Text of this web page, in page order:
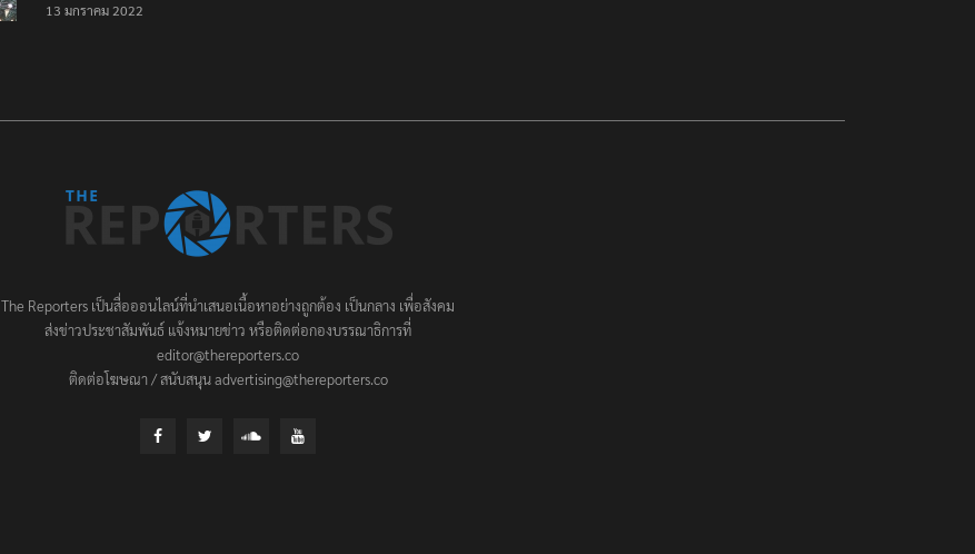
ประชาชนต้องชนะ
13 มกราคม 2022
The Reporters เป็นสื่อออนไลน์ที่นำเสนอเนื้อหาอย่างถูกต้อง เป็นกลาง เพื่อสังคม
ส่งข่าวประชาสัมพันธ์ แจ้งหมายข่าว หรือติดต่อกองบรรณาธิการที่
editor@thereporters.co
ติดต่อโฆษณา / สนับสนุน advertising@thereporters.co